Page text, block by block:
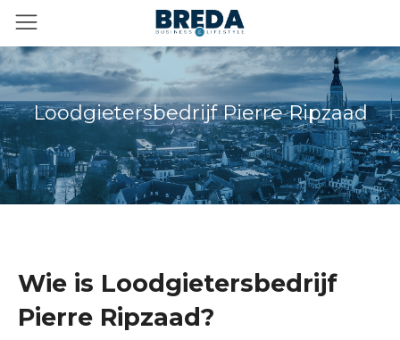
Loodgietersbedrijf Pierre Ripzaad
Wie is Loodgietersbedrijf
Pierre Ripzaad?